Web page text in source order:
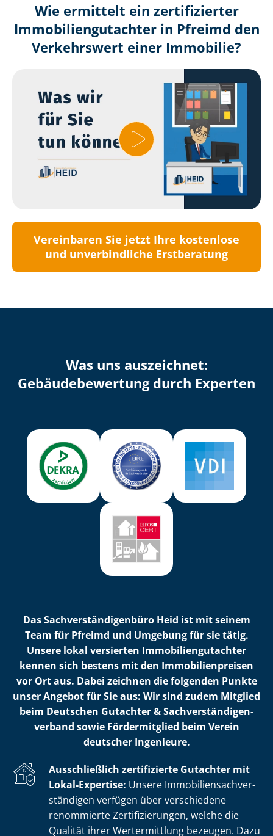
Wie ermittelt ein zertifizierter
Immobilien­gutachter in Pfreimd den
Verkehrswert einer Immobilie?
Vereinbaren Sie jetzt Ihre kostenlose
und unverbindliche Erstberatung
Was uns auszeichnet:
Ge­bäu­de­be­wer­tung durch Experten
Das Sach­ver­stän­di­gen­bü­ro Heid ist mit seinem
Team für Pfreimd und Umgebung für sie tätig.
Unsere lokal versierten Im­mo­bi­li­en­gut­ach­ter
kennen sich bestens mit den Im­mo­bi­li­en­prei­sen
vor Ort aus. Dabei zeichnen die folgenden Punkte
unser Angebot für Sie aus: Wir sind zudem Mitglied
beim Deutschen Gutachter & Sach­ver­stän­di­gen­
ver­band sowie Fördermitglied beim Verein
deutscher Ingenieure.
Ausschließlich zertifizierte Gutachter mit
Lokal-Expertise: Unsere Im­mo­bi­li­en­sach­ver­
stän­di­gen verfügen über verschiedene
renommierte Zer­ti­fi­zie­run­gen, welche die
Qualität ihrer Wertermittlung bezeugen. Dazu